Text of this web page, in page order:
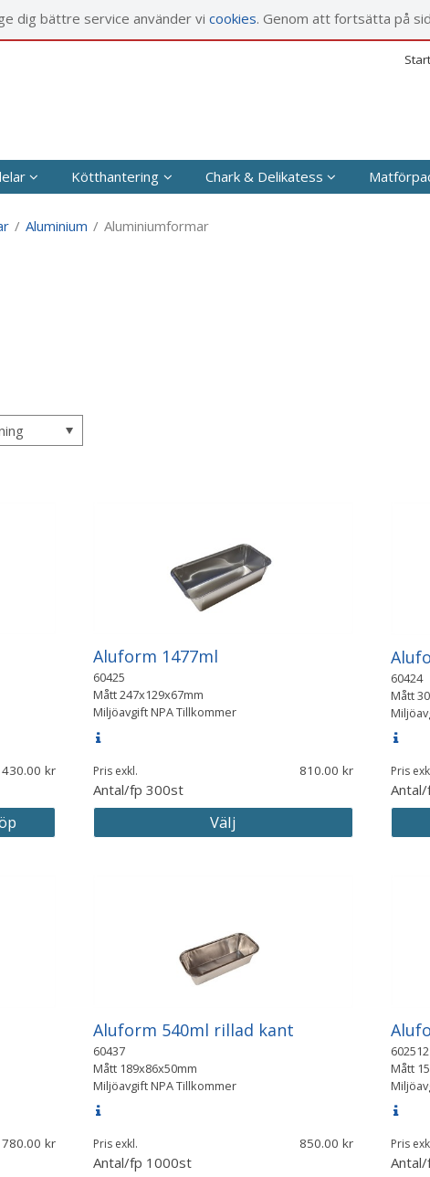
dig bättre service använder vi cookies. Genom att fortsätta på
Start
Kötthantering Chark & Delikatess
/ Aluminium / Aluminiumformar
Aluform 1477ml
60425
Mått247x129x67mm
Miljöavgift NPA Tillkommer
Pris exkl. 810.00
Antal/fp 300st
Välj
60424
Mått
Pris
780.00
Aluform 540ml rillad kant
60437
Mått 189x86x50mm
Miljöavgift NPA Tillkommer
Pris exkl. 850.00
Antal/fp 1000st
602512
Mått
Pris